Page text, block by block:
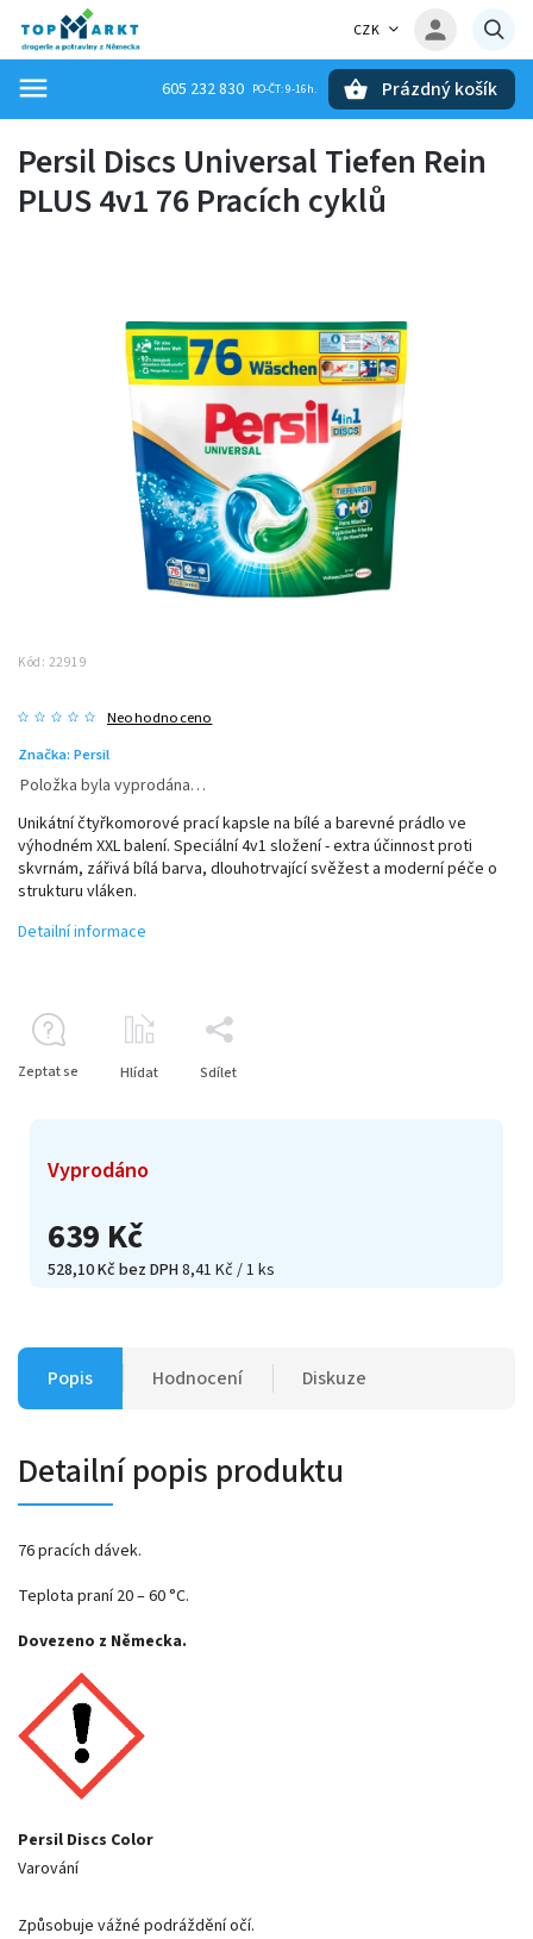
CZK
605 232 830 Prázdný košík
Persil Discs Universal Tiefen Rein
PLUS 4v1 76 Pracích cyklů
Kód: 22919
Neohodnoceno
Značka: Persil
639 Kč
528,10 Kč bez DPH8,41 Kč / 1 ks
Vyprodáno
Položka byla vyprodána…
Unikátní čtyřkomorové prací kapsle na bílé a barevné prádlo ve
výhodném XXL balení. Speciální 4v1 složení - extra účinnost proti
skvrnám, zářivá bílá barva, dlouhotrvající svěžest a moderní péče o
strukturu vláken.
Detailní informace
Zeptat se Hlídat Sdílet
Popis Hodnocení Diskuze
Detailní popis produktu
76 pracích dávek.
Teplota praní 20 – 60 °C.
Dovezeno z Německa.
Persil Discs Color
Varování
Způsobuje vážné podráždění očí.